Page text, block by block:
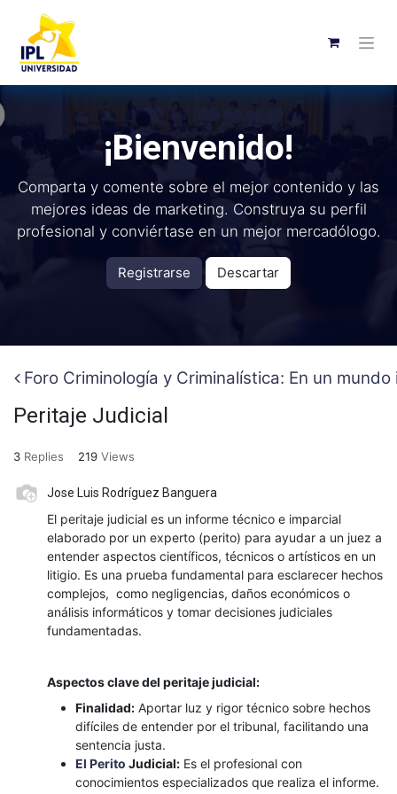
¡Bienvenido!
Comparta y comente sobre el mejor contenido y las
mejores ideas de marketing. Construya su perfil
profesional y conviértase en un mejor mercadólogo.
Registrarse Descartar
Foro Criminología y Criminalística: En un
Peritaje Judicial
3 Replies 219 Views
Jose Luis Rodríguez Banguera
El peritaje judicial es un informe técnico e imparcial
elaborado por un experto (perito) para ayudar a un juez a
entender aspectos científicos, técnicos o artísticos en un
litigio. Es una prueba fundamental para esclarecer hechos
complejos, como negligencias, daños económicos o
análisis informáticos y tomar decisiones judiciales
fundamentadas.
Aspectos clave del peritaje judicial:
Finalidad: Aportar luz y rigor técnico sobre hechos
difíciles de entender por el tribunal, facilitando una
sentencia justa.
El Perito Judicial: Es el profesional con
conocimientos especializados que realiza el informe.